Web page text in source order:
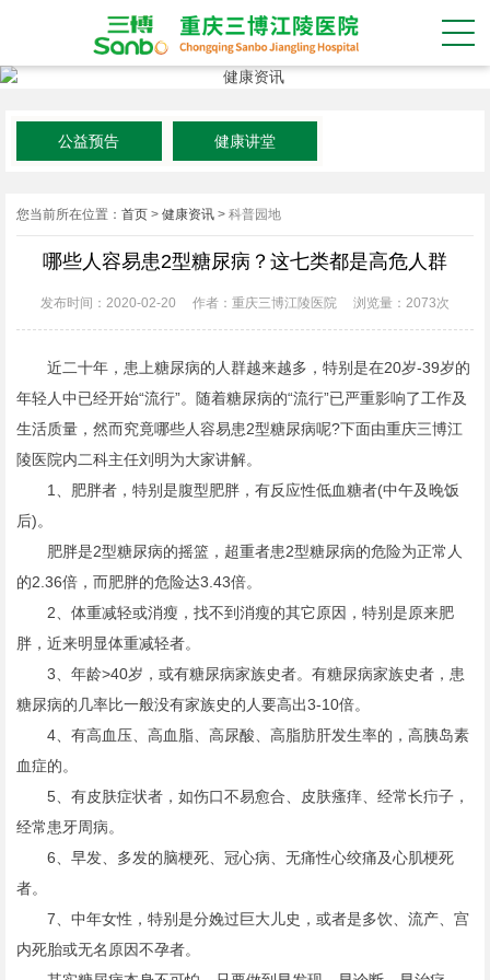
公益预告 健康讲堂
您当前所在位置： 首页 > 健康资讯 > 科普园地
哪些人容易患2型糖尿病？这七类都是高危人群
发布时间：2020-02-20 作者：重庆三博江陵医院 浏览量： 2073次
近二十年，患上糖尿病的人群越来越多，特别是在20岁-39岁的
年轻人中已经开始“流行”。随着糖尿病的“流行”已严重影响了工作及
生活质量，然而究竟哪些人容易患2型糖尿病呢?下面由重庆三博江
陵医院内二科主任刘明为大家讲解。
1、肥胖者，特别是腹型肥胖，有反应性低血糖者(中午及晚饭
后)。
肥胖是2型糖尿病的摇篮，超重者患2型糖尿病的危险为正常人
的2.36倍，而肥胖的危险达3.43倍。
2、体重减轻或消瘦，找不到消瘦的其它原因，特别是原来肥
胖，近来明显体重减轻者。
3、年龄>40岁，或有糖尿病家族史者。有糖尿病家族史者，患
糖尿病的几率比一般没有家族史的人要高出3-10倍。
4、有高血压、高血脂、高尿酸、高脂肪肝发生率的，高胰岛素
血症的。
5、有皮肤症状者，如伤口不易愈合、皮肤瘙痒、经常长疖子，
经常患牙周病。
6、早发、多发的脑梗死、冠心病、无痛性心绞痛及心肌梗死
者。
7、中年女性，特别是分娩过巨大儿史，或者是多饮、流产、宫
内死胎或无名原因不孕者。